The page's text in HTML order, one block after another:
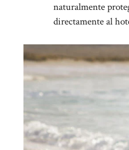
naturalmente
directamente al